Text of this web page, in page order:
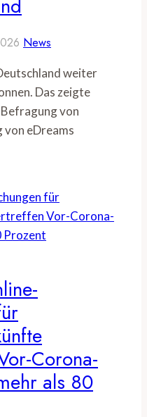
News
weiter
Das zeigte
von
eDreams
Corona-
als 80